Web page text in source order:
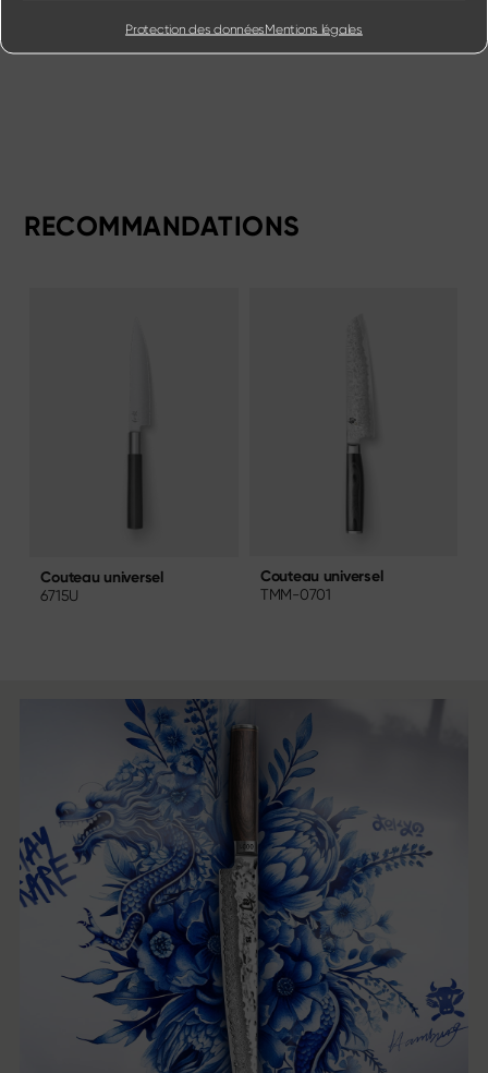
Protection des donnéesMentions légales
RECOMMANDATIONS
Couteau universel
6715U
Couteau universel
TMM-0701